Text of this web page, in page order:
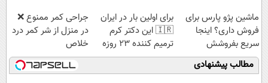
ماشین پژو پارس برای
فروش داری؟ اینجا
سریع بفروشش
برای اولین بار در ایران
🇮🇷 این دکتر کرم
ترمیم کننده 23 روزه
ساخت!
جراحی کمر ممنوع ❌
در منزل از شر کمر درد
خلاص
شوید◂پرسش‌نامه
مطالب پیشنهادی